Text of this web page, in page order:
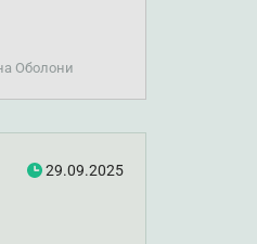
Оболони
29.09.2025